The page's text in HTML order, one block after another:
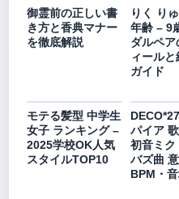
御霊前の正しい書
き方と香典マナー
を徹底解説
りく り
年齢 – 9
ダルペア
ィール
ガイド
モテる髪型 中学生
女子 ランキング –
2025学校OK人気
スタイルTOP10
パイア
初音ミ
バズ曲 意
BPM・